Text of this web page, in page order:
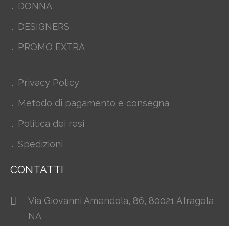
DONNA
DESIGNERS
PROMO EXTRA
Privacy Policy
Metodo di pagamento e consegna
Politica dei resi
Spedizioni
CONTATTI
Via Giovanni Amendola, 86, 80021 Afragola
NA